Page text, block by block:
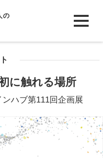
の
に触れる場所
ハブ第111回企画展